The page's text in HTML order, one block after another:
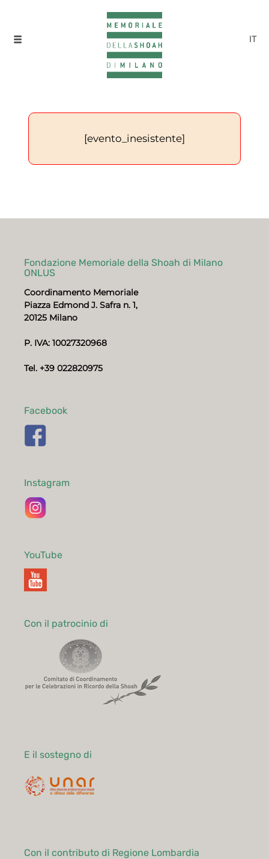
IT
[evento_inesistente]
Fondazione Memoriale della Shoah di Milano
ONLUS
Coordinamento Memoriale
Piazza Edmond J. Safra n. 1,
20125 Milano
P. IVA: 10027320968
Tel. +39 022820975
Facebook
Instagram
YouTube
Con il patrocinio di
E il sostegno di
Con il contributo di Regione Lombardia